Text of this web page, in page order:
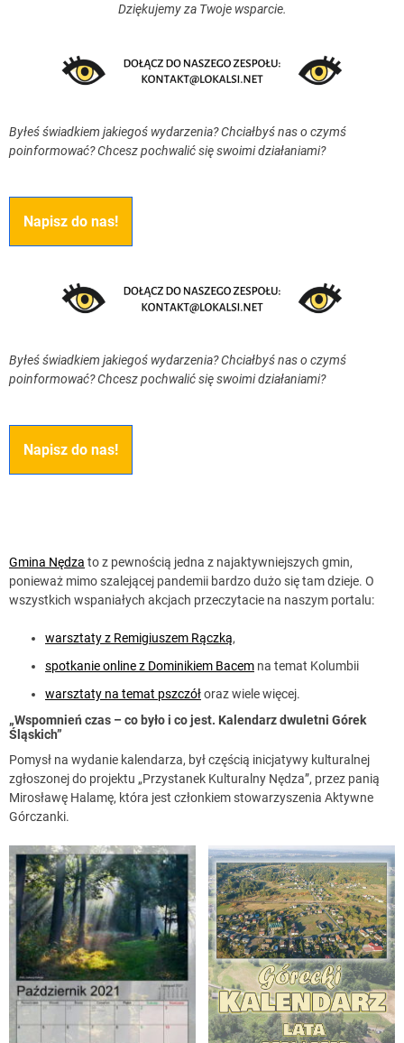
Dziękujemy za Twoje wsparcie.
Byłeś świadkiem jakiegoś wydarzenia? Chciałbyś nas o czymś
poinformować? Chcesz pochwalić się swoimi działaniami?
Napisz do nas!
Byłeś świadkiem jakiegoś wydarzenia? Chciałbyś nas o czymś
poinformować? Chcesz pochwalić się swoimi działaniami?
Napisz do nas!
Gmina Nędza to z pewnością jedna z najaktywniejszych gmin,
ponieważ mimo szalejącej pandemii bardzo dużo się tam dzieje. O
wszystkich wspaniałych akcjach przeczytacie na naszym portalu:
warsztaty z Remigiuszem Rączką,
spotkanie online z Dominikiem Bacem na temat Kolumbii
warsztaty na temat pszczółoraz wiele więcej.
„Wspomnień czas – co było i co jest. Kalendarz dwuletni Górek
Śląskich”
Pomysł na wydanie kalendarza, był częścią inicjatywy kulturalnej
zgłoszonej do projektu „Przystanek Kulturalny Nędza”, przez panią
Mirosławę Halamę, która jest członkiem stowarzyszenia Aktywne
Górczanki.